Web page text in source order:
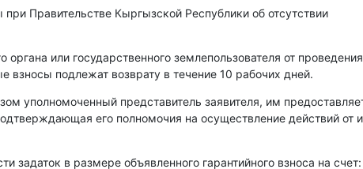
Правительстве Кыргызской Республики об отсутствии
органа или государственного землепользователя от проведения
взносы подлежат возврату в течение 10 рабочих дней.
уполномоченный представитель заявителя, им
его полномочия на осуществление действий от
задаток в размере объявленного гарантийного взноса на счет: